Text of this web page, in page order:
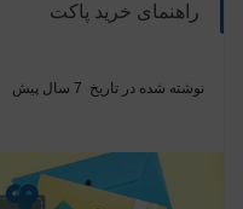
راهنمای خرید پاکت
نوشته شده در تاریخ 7 سال پیش